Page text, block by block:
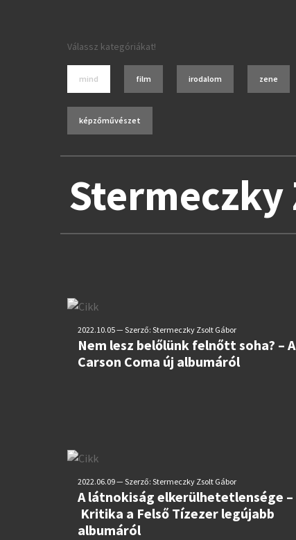
Válassz kategóriákat!
mind film irodalom zene
képzőművészet
2022.10.05 — Szerző: Stermeczky Zsolt Gábor
Nem lesz belőlünk felnőtt soha? – A
Carson Coma új albumáról
2022.06.09 — Szerző: Stermeczky Zsolt Gábor
A látnokiság elkerülhetetlensége –
Kritika a Felső Tízezer legújabb
albumáról